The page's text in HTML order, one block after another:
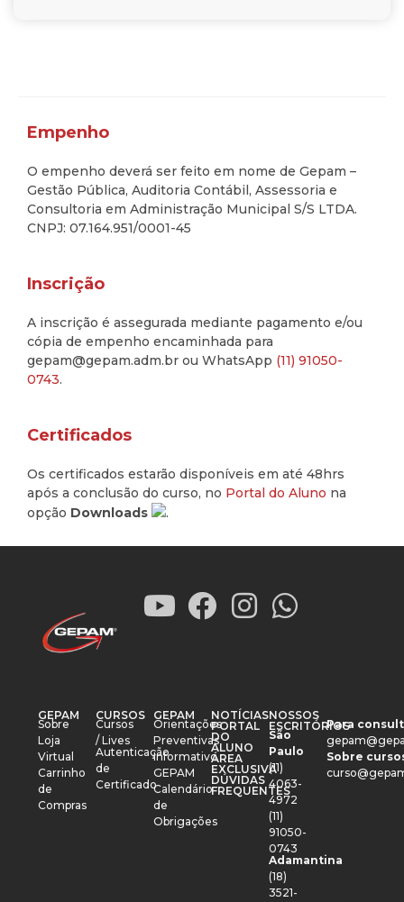
Empenho
O empenho deverá ser feito em nome de Gepam –
Gestão Pública, Auditoria Contábil, Assessoria e
Consultoria em Administração Municipal S/S LTDA.
CNPJ: 07.164.951/0001-45
Inscrição
A inscrição é assegurada mediante pagamento e/ou
cópia de empenho encaminhada para
gepam@gepam.adm.br ou WhatsApp (11) 91050-
0743.
Certificados
Os certificados estarão disponíveis em até 48hrs
após a conclusão do curso, no Portal do Aluno na
opção Downloads .
GEPAM
Sobre
Loja
Virtual
Carrinho
de
Compras
CURSOS
Cursos
/ Lives
Autenticação
de
Certificado
GEPAM
Orientações
Preventivas
Informativo
GEPAM
Calendário
de
Obrigações
NOTÍCIAS
PORTAL
DO
ALUNO
ÁREA
EXCLUSIVA
DÚVIDAS
FREQUENTES
NOSSOS
ESCRITÓRIOS
São
Paulo
(11)
4063-
4972
(11)
91050-
0743
Adamantina
(18)
3521-
Para
Sobre